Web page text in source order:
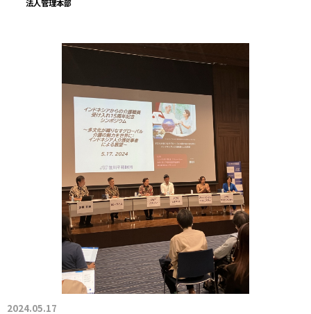
法人管理本部
2024.05.17